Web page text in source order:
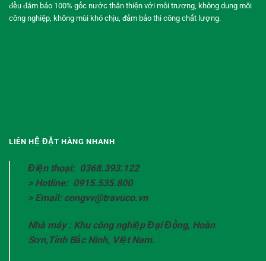
đều đảm bảo 100% gốc nước thân thiện với môi trương, không dung môi
công nghiệp, không mùi khó chịu, đảm bảo thi công chất lượng.
LIÊN HỆ ĐẶT HÀNG NHANH
Điện thoại: 0368.393.122
> Hotline: 0915.535.800
> Email: congvv@travuco.vn
Nhà máy : Khu công nghiệp Đại Đồng, Hoàn
Sơn,Tỉnh Bắc Ninh, Việt Nam.